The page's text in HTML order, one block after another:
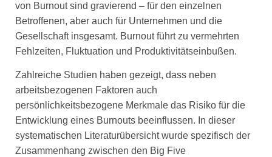
von Burnout sind gravierend – für den einzelnen
Betroffenen, aber auch für Unternehmen und die
Gesellschaft insgesamt. Burnout führt zu vermehrten
Fehlzeiten, Fluktuation und Produktivitätseinbußen.
Zahlreiche Studien haben gezeigt, dass neben
arbeitsbezogenen Faktoren auch
persönlichkeitsbezogene Merkmale das Risiko für die
Entwicklung eines Burnouts beeinflussen. In dieser
systematischen Literaturübersicht wurde spezifisch der
Zusammenhang zwischen den Big Five